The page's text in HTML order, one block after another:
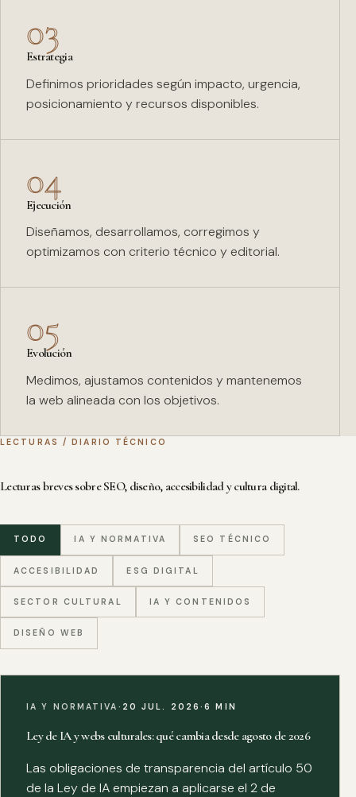
03
Estrategia
Definimos prioridades según impacto, urgencia,
posicionamiento y recursos disponibles.
04
Ejecución
Diseñamos, desarrollamos, corregimos y
optimizamos con criterio técnico y editorial.
05
Evolución
Medimos, ajustamos contenidos y mantenemos
la web alineada con los objetivos.
LECTURAS / DIARIO TÉCNICO
Lecturas breves sobre SEO, diseño, accesibilidad y cultura digital.
TODO IA Y NORMATIVA SEO TÉCNICO
ACCESIBILIDAD ESG DIGITAL
SECTOR CULTURAL IA Y CONTENIDOS
DISEÑO WEB
IA Y NORMATIVA · 20 JUL. 2026·6 MIN
Ley de IA y webs culturales: qué cambia desde agosto de 2026
Las obligaciones de transparencia del artículo 50
de la Ley de IA empiezan a aplicarse el 2 de